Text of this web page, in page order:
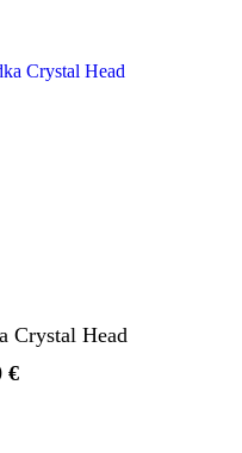
Crystal Head
€